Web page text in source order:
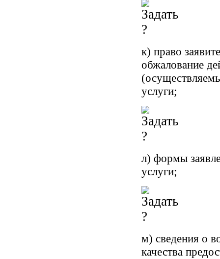
к) право
обжалование
услуги;
л) формы
услуги;
м) сведения о
качества